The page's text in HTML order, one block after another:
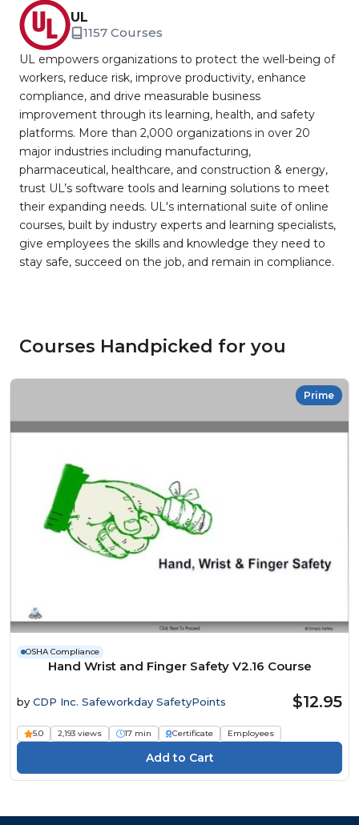
UL
1157 Courses
UL empowers organizations to protect the well-being of
workers, reduce risk, improve productivity, enhance
compliance, and drive measurable business
improvement through its learning, health, and safety
platforms. More than 2,000 organizations in over 20
major industries including manufacturing,
pharmaceutical, healthcare, and construction & energy,
trust UL’s software tools and learning solutions to meet
their expanding needs. UL's international suite of online
courses, built by industry experts and learning specialists,
give employees the skills and knowledge they need to
stay safe, succeed on the job, and remain in compliance.
Courses Handpicked for you
Prime
OSHA Compliance
Hand Wrist and Finger Safety V2.16 Course
by CDP Inc. Safeworkday SafetyPoints $12.95
5.0 2,193 views 17 min Certificate Employees